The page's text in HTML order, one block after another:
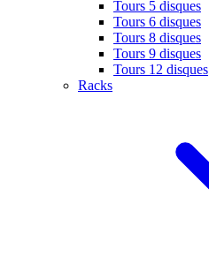
Tours 5 disques
Tours 6 disques
Tours 8 disques
Tours 9 disques
Tours 12 disques
Racks